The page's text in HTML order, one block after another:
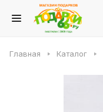
Главная Каталог